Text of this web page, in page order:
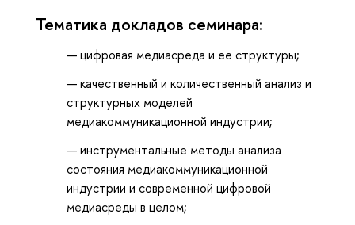
Тематика докладов семинара:
цифровая медиасреда и ее структуры;
качественный и количественный анализ и
структурных моделей
медиакоммуникационной индустрии;
инструментальные методы анализа
состояния медиакоммуникационной
индустрии и современной цифровой
медиасреды в целом;